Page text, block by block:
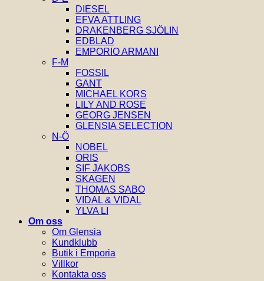
DIESEL
EFVA ATTLING
DRAKENBERG SJÖLIN
EDBLAD
EMPORIO ARMANI
F-M
FOSSIL
GANT
MICHAEL KORS
LILY AND ROSE
GEORG JENSEN
GLENSIA SELECTION
N-Ö
NOBEL
ORIS
SIF JAKOBS
SKAGEN
THOMAS SABO
VIDAL & VIDAL
YLVA LI
Om oss
Om Glensia
Kundklubb
Butik i Emporia
Villkor
Kontakta oss